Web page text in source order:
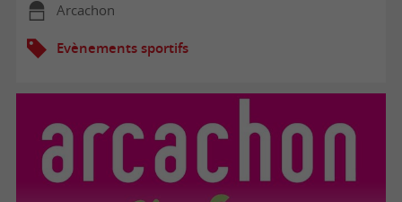
Arcachon
Evènements sportifs